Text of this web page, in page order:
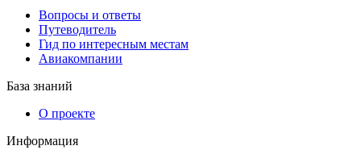
Вопросы и ответы
Путеводитель
Гид по интересным местам
Авиакомпании
База знаний
О проекте
Информация